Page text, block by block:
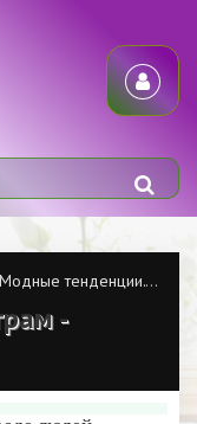
Модные тенденции.»
-